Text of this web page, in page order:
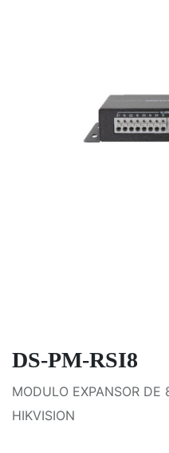
DS-PM-RSI8
MODULO EXPANSOR
HIKVISION